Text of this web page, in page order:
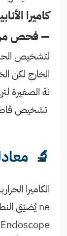
— فحص
لتشخيص
الخارج لكن
نة الصغيرة
تشخيص قاطع
🔬